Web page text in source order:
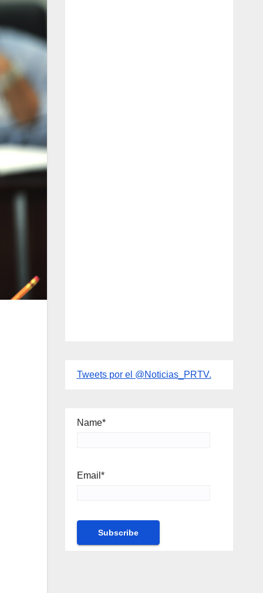
Tweets por el @Noticias_PRTV.
Name*
Email*